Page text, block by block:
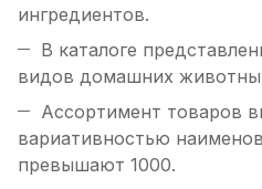
ингредиентов.
В каталоге
видов домашних
Ассортимент товаров
вариативностью
превышают 1000.